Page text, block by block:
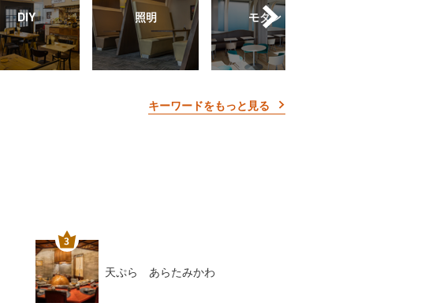
DIY 照明 モダン
キーワードをもっと見る
天ぷら あらたみかわ